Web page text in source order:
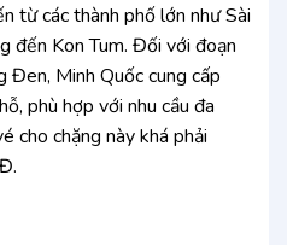
từ các thành phố lớn như Sài
đến Kon Tum. Đối với đoạn
Đen, Minh Quốc cung cấp
phù hợp với nhu cầu đa
cho chặng này khá phải